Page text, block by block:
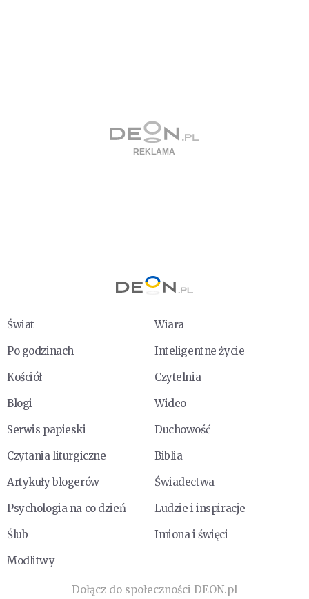
Świat
Wiara
Po godzinach
Inteligentne życie
Kościół
Czytelnia
Blogi
Wideo
Serwis papieski
Duchowość
Czytania liturgiczne
Biblia
Artykuły blogerów
Świadectwa
Psychologia na co dzień
Ludzie i inspiracje
Ślub
Imiona i święci
Modlitwy
Dołącz do społeczności DEON.pl